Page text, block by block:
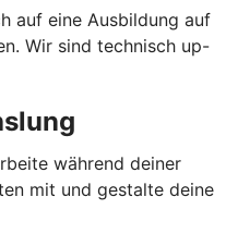
auf eine Ausbildung auf
Wir sind technisch up-
während deiner
mit und gestalte deine